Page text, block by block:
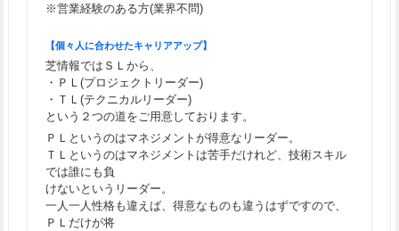
※営業経験のある方(業界不問)
【個々人に合わせたキャリアアップ】
芝情報ではＳＬから、
・ＰＬ(プロジェクトリーダー)
・ＴＬ(テクニカルリーダー)
という２つの道をご用意しております。
ＰＬというのはマネジメントが得意なリーダー。
ＴＬというのはマネジメントは苦手だけれど、技術スキル
では誰にも負
けないというリーダー。
一人一人性格も違えば、得意なものも違うはずですので、
ＰＬだけが将